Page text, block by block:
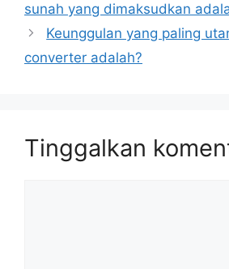
sunah yang dimaksudkan
Keunggulan yang paling
converter adalah?
Tinggalkan